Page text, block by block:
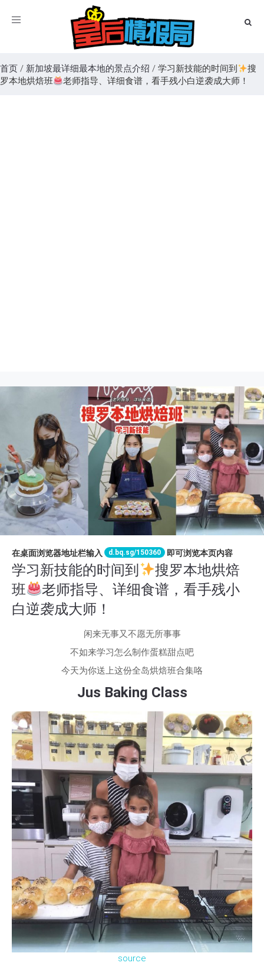
Toggle
首页 / 新加坡最详细最本地的景点介绍 / 学习新技能的时间到
搜
罗本地烘焙班
老师指导、详细食谱，看手残小白逆袭成大师！
在桌面浏览器地址栏输入 d.bq.sg/150360 即可浏览本页内容
学习新技能的时间到
搜罗本地烘焙
班
老师指导、详细食谱，看手残小
白逆袭成大师！
闲来无事又不愿无所事事
不如来学习怎么制作蛋糕甜点吧
今天为你送上这份全岛烘焙班合集咯
Jus Baking Class
source